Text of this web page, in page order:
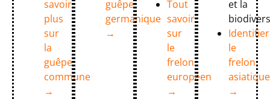
savoir
plus
sur
la
guêpe
commune
→
guêpe
germanique
→
Tout
savoir
sur
le
frelon
européen
→
et la
Identifier
le
frelon
asiatique
→